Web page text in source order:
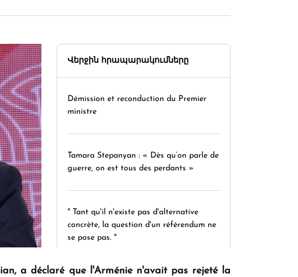
Վերջին հրապարակումները
Démission et reconduction du Premier
ministre
Tamara Stepanyan : « Dès qu’on parle de
guerre, on est tous des perdants »
" Tant qu'il n'existe pas d'alternative
concrète, la question d'un référendum ne
se pose pas. "
a déclaré que l'Arménie n'avait pas rejeté la